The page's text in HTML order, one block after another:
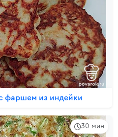
фаршем из индейки
30 мин